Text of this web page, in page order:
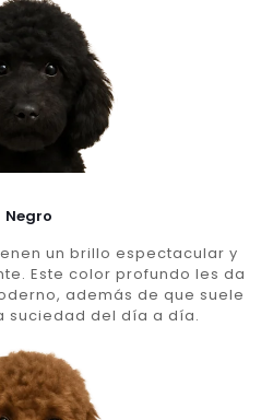
Negro
un brillo espectacular y
Este color profundo les da
además de que suele
suciedad del día a día.